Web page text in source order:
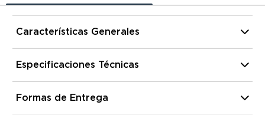
Características Generales
Tipo de de Ventilador
Material de las Paletas
Especificaciones Técnicas
Alto
Formas de Entrega